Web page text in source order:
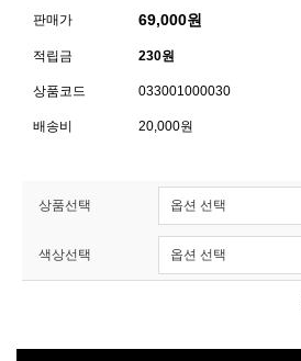
판매가 69,000원
적립금 230원
상품코드 033001000030
배송비 20,000원
상품선택
색상선택